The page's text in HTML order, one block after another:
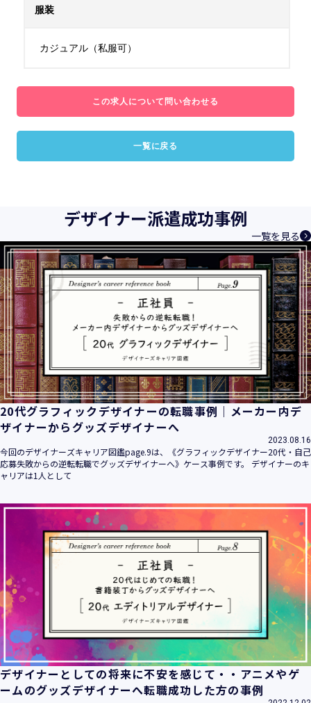
服装
カジュアル（私服可）
この求人について問い合わせる
一覧に戻る
デザイナー派遣成功事例
一覧を見る
20代グラフィックデザイナーの転職事例｜メーカー内デ
ザイナーからグッズデザイナーへ
2023.08.16
今回のデザイナーズキャリア図鑑page.9は、《グラフィックデザイナー20代・自己
応募失敗からの逆転転職でグッズデザイナーへ》ケース事例です。 デザイナーのキ
ャリアは1人として
デザイナーとしての将来に不安を感じて・・アニメやゲ
ームのグッズデザイナーへ転職成功した方の事例